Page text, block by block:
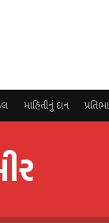
માહિતીનું દાન